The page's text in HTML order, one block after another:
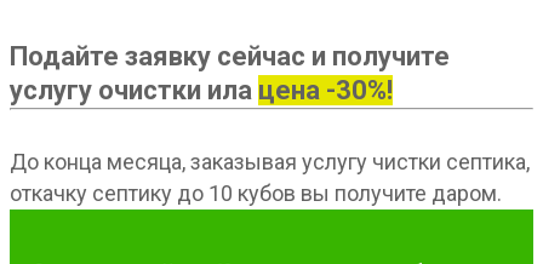
Подайте заявку сейчас и получите
услугу очистки ила цена -30%!
До конца месяца, заказывая услугу чистки септика,
откачку септику до 10 кубов вы получите даром.